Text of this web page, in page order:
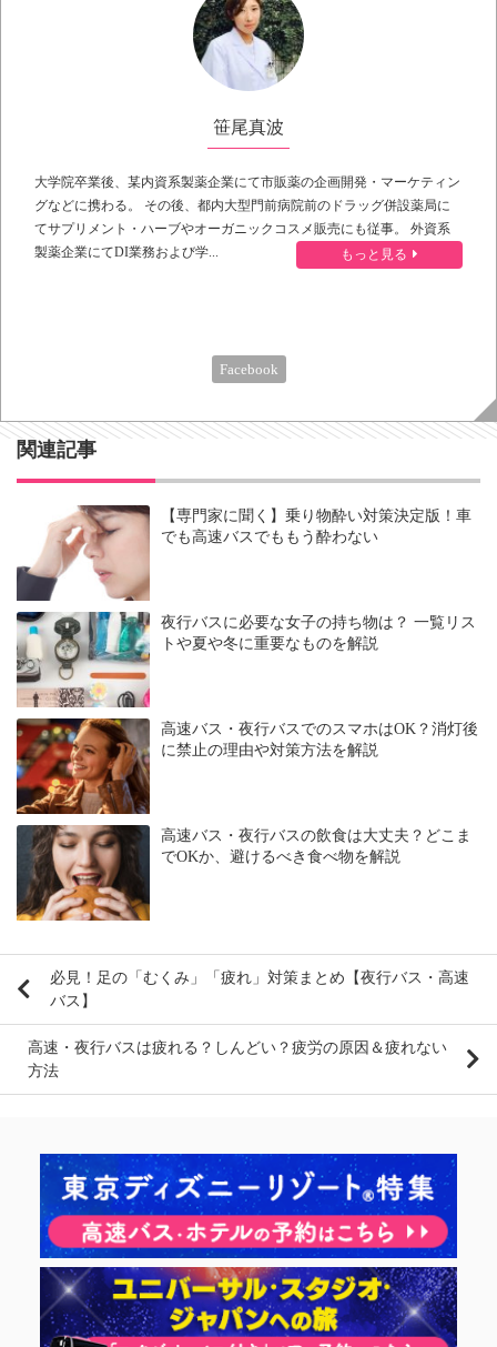
笹尾真波
大学院卒業後、某内資系製薬企業にて市販薬の企画開発・マーケティン
グなどに携わる。 その後、都内大型門前病院前のドラッグ併設薬局に
てサプリメント・ハーブやオーガニックコスメ販売にも従事。 外資系
製薬企業にてDI業務および学...
もっと見る
Facebook
関連記事
【専門家に聞く】乗り物酔い対策決定版！車
でも高速バスでももう酔わない
夜行バスに必要な女子の持ち物は？ 一覧リス
トや夏や冬に重要なものを解説
高速バス・夜行バスでのスマホはOK？消灯後
に禁止の理由や対策方法を解説
高速バス・夜行バスの飲食は大丈夫？どこま
でOKか、避けるべき食べ物を解説
必見！足の「むくみ」「疲れ」対策まとめ【夜行バス・高速
バス】
高速・夜行バスは疲れる？しんどい？疲労の原因＆疲れない
方法